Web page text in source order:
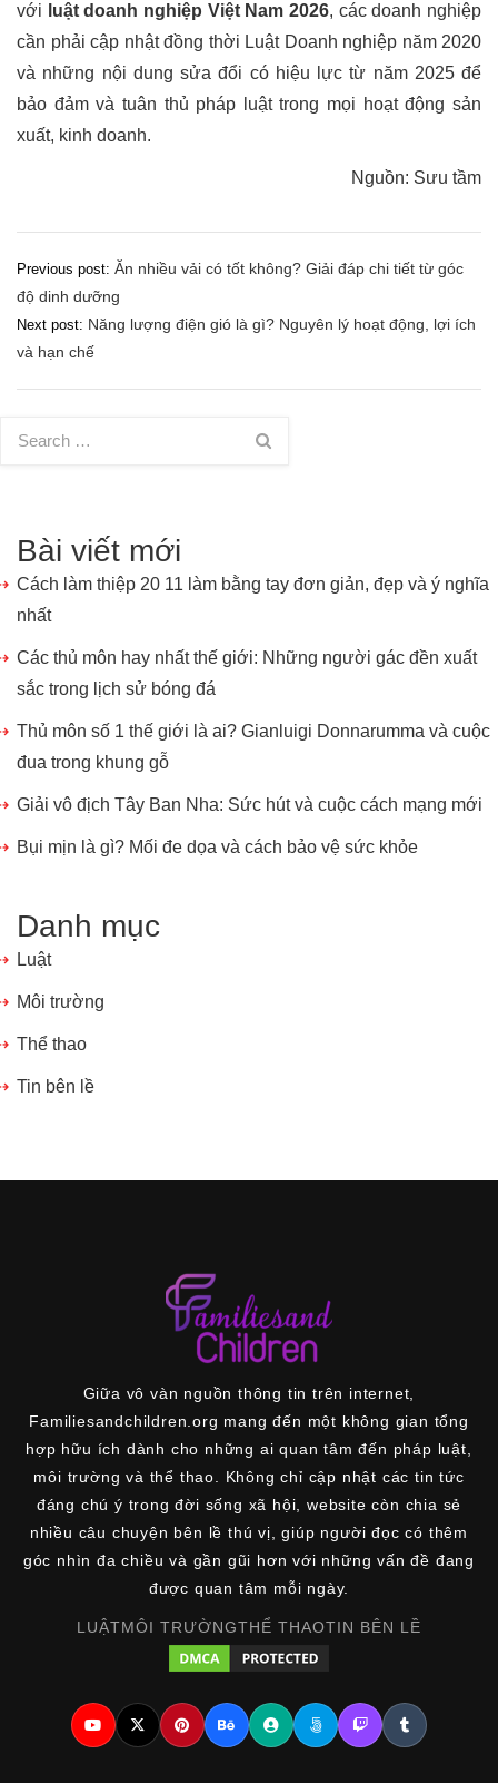
với
luật doanh nghiệp Việt Nam 2026, các doanh nghiệp
cần phải cập nhật đồng thời Luật Doanh nghiệp năm 2020
và những nội dung sửa đổi có hiệu lực từ năm 2025 để
bảo đảm và tuân thủ pháp luật trong mọi hoạt động sản
xuất, kinh doanh.
Nguồn: Sưu tầm
Điều
hướng
bài
viết
Previous post: Ăn nhiều vải có tốt không? Giải đáp chi tiết từ góc
độ dinh dưỡng
Next post: Năng lượng điện gió là gì? Nguyên lý hoạt động, lợi ích
và hạn chế
Bài viết mới
Cách làm thiệp 20 11 làm bằng tay đơn giản, đẹp và ý nghĩa
nhất
Các thủ môn hay nhất thế giới: Những người gác đền xuất
sắc trong lịch sử bóng đá
Thủ môn số 1 thế giới là ai? Gianluigi Donnarumma và cuộc
đua trong khung gỗ
Giải vô địch Tây Ban Nha: Sức hút và cuộc cách mạng mới
Bụi mịn là gì? Mối đe dọa và cách bảo vệ sức khỏe
Danh mục
Luật
Môi trường
Thể thao
Tin bên lề
Giữa vô vàn nguồn thông tin trên internet,
Familiesandchildren.org mang đến một không gian tổng
hợp hữu ích dành cho những ai quan tâm đến pháp luật,
môi trường và thể thao. Không chỉ cập nhật các tin tức
đáng chú ý trong đời sống xã hội, website còn chia sẻ
nhiều câu chuyện bên lề thú vị, giúp người đọc có thêm
góc nhìn đa chiều và gần gũi hơn với những vấn đề đang
được quan tâm mỗi ngày.
LUẬT MÔI TRƯỜNGTHỂ THAOTIN BÊN LỀ